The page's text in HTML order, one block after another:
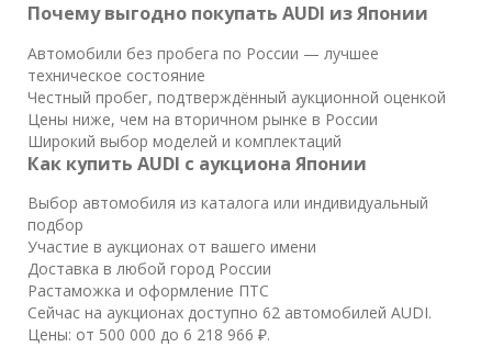
Почему выгодно покупать AUDI из Японии
Автомобили без пробега по России — лучшее
техническое состояние
Честный пробег, подтверждённый аукционной оценкой
Цены ниже, чем на вторичном рынке в России
Широкий выбор моделей и комплектаций
Как купить AUDI с аукциона Японии
Выбор автомобиля из каталога или индивидуальный
подбор
Участие в аукционах от вашего имени
Доставка в любой город России
Растаможка и оформление ПТС
Сейчас на аукционах доступно 62 автомобилей AUDI.
Цены: от 500 000 до 6 218 966 ₽.